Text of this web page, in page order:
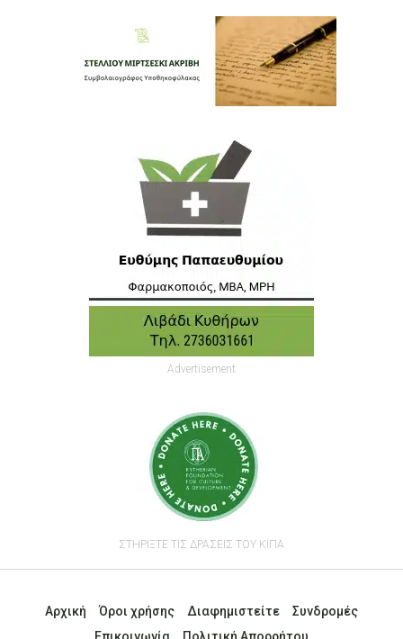
Advertisement
ΣΤΗΡΙΞΤΕ ΤΙΣ ΔΡΑΣΕΙΣ ΤΟΥ ΚΙΠΑ
Αρχική Όροι χρήσης Διαφημιστείτε
Συνδρομές
Επικοινωνία
Πολιτική Απορρήτου